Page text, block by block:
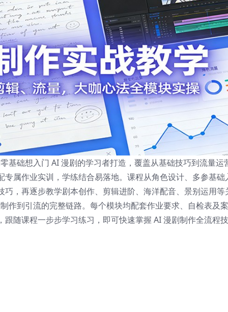
基础想入门 AI 漫剧的学习者打造，覆盖从基础技巧到流量运
属作业实训，学练结合易落地。课程从角色设计、多参基础
，再逐步教学剧本创作、剪辑进阶、海洋配音、景别运用等
作到引流的完整链路。每个模块均配套作业要求、自检表及
随课程一步步学习练习，即可快速掌握 AI 漫剧制作全流程技